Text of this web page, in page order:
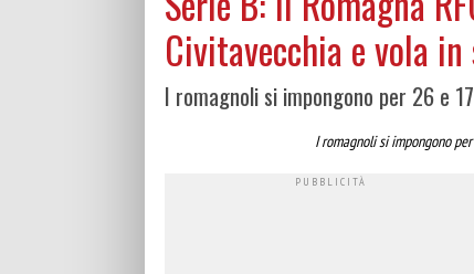
Civitavecchia e vola in
I romagnoli si impongono per 26 e
I romagnoli si impongono